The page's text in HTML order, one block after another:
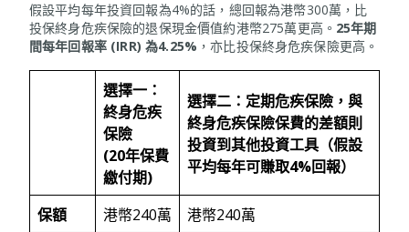
假設平均每年投資回報為4%的話，總回報為港幣300萬，比
投保終身危疾保險的退保現金價值約港幣275萬更高。 25年期
間每年回報率 (IRR) 為4.25% ，亦比投保終身危疾保險更高。
選擇一：
終身危疾
保險
(20年保費
繳付期)
選擇二：定期危疾保險，與
終身危疾保險保費的差額則
投資到其他投資工具（假設
平均每年可賺取4%回報）
保額 港幣240萬
港幣240萬